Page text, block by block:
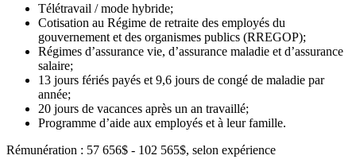
Télétravail / mode hybride;
Cotisation au Régime de retraite des employés du
gouvernement et des organismes publics (RREGOP);
Régimes d’assurance vie, d’assurance maladie et d’assurance
salaire;
13 jours fériés payés et 9,6 jours de congé de maladie par
année;
20 jours de vacances après un an travaillé;
Programme d’aide aux employés et à leur famille.
Rémunération : 57 656$ - 102 565$, selon expérience